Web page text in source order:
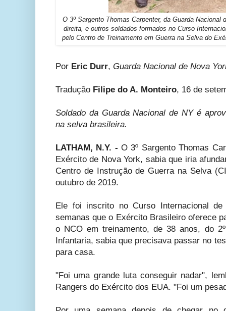
O 3º Sargento Thomas Carpenter,da Guarda Nacional
direita, e outros soldados formados no Curso
pelo Centro de Treinamento em Guerra na Selva do
Por Eric Durr, Guarda Nacional de Nova
Tradução Filipe do A. Monteiro, 16 de
Soldado da Guarda Nacional de NY é
na selva brasileira.
LATHAM, N.Y. - O 3º Sargento Thomas
Exército de Nova York, sabia que iria
Centro de Instrução de Guerra na Selva
outubro de 2019.
Ele foi inscrito no Curso Internacional
semanas que o Exército Brasileiro oferece
o NCO em treinamento, de 38 anos, do
Infantaria, sabia que precisava passar no
para casa.
"Foi uma grande luta conseguir nadar",
Rangers do Exército dos EUA. "Foi um